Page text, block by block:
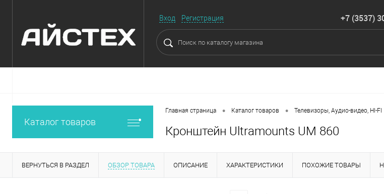
Вход Регистрация +7 (3537)
Каталог товаров
Главная страница • Каталог товаров • Телевизоры, Аудио-видео, HI-FI
Кронштейн Ultramounts UM 860
ВЕРНУТЬСЯ В РАЗДЕЛ ОБЗОР ТОВАРА ОПИСАНИЕ ХАРАКТЕРИСТИКИ ПОХОЖИЕ ТОВАРЫ